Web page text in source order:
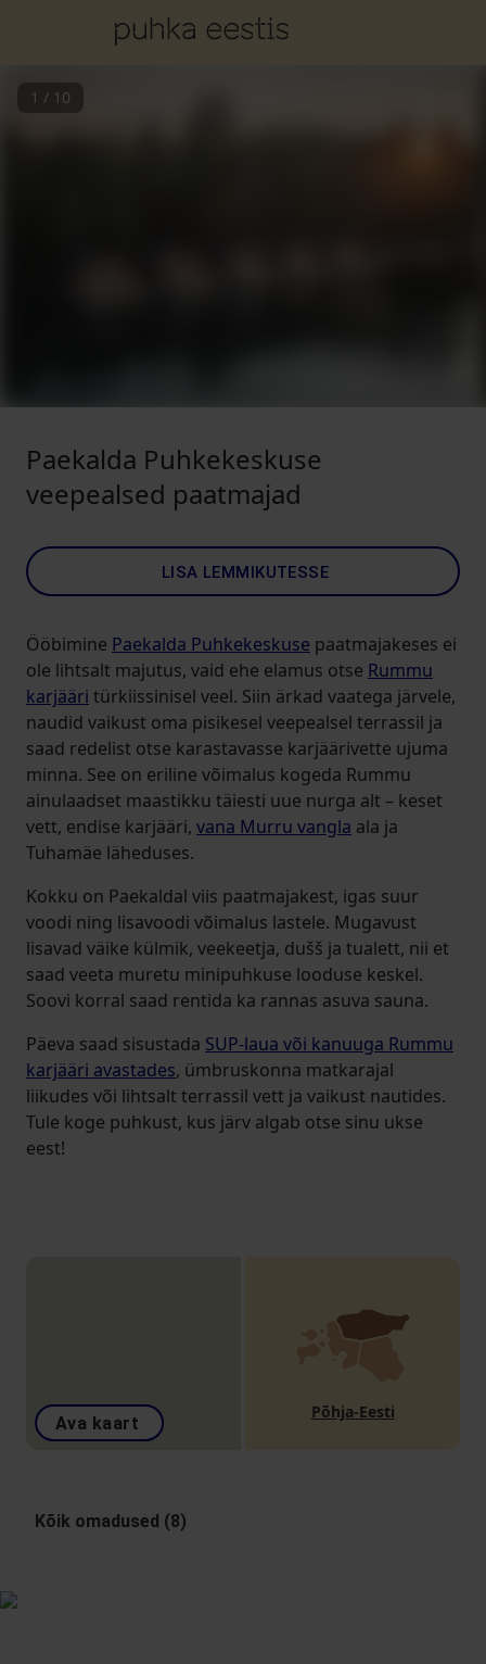
1 / 10
Paekalda Puhkekeskuse
veepealsed paatmajad
LISA LEMMIKUTESSE
Ööbimine Paekalda Puhkekeskuse paatmajakeses ei
ole lihtsalt majutus, vaid ehe elamus otse Rummu
karjääri türkiissinisel veel. Siin ärkad vaatega järvele,
naudid vaikust oma pisikesel veepealsel terrassil ja
saad redelist otse karastavasse karjäärivette ujuma
minna. See on eriline võimalus kogeda Rummu
ainulaadset maastikku täiesti uue nurga alt – keset
vett, endise karjääri, vana Murru vangla ala ja
Tuhamäe läheduses.
Kokku on Paekaldal viis paatmajakest, igas suur
voodi ning lisavoodi võimalus lastele. Mugavust
lisavad väike külmik, veekeetja, dušš ja tualett, nii et
saad veeta muretu minipuhkuse looduse keskel.
Soovi korral saad rentida ka rannas asuva sauna.
Päeva saad sisustada SUP-laua või kanuuga Rummu
karjääri avastades, ümbruskonna matkarajal
liikudes või lihtsalt terrassil vett ja vaikust nautides.
Tule koge puhkust, kus järv algab otse sinu ukse
eest!
Ava kaart
Põhja-Eesti
Kõik omadused (8)